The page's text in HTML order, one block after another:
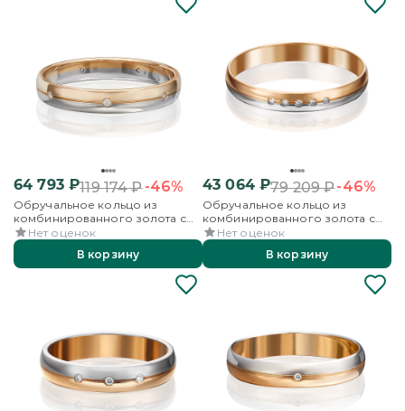
64 793₽119 174₽-46%
Обручальное кольцо из
комбинированного золота с
бриллиантами
Нет оценок
В корзину
43 064₽79 209₽-46%
Обручальное кольцо из
комбинированного золота с
бриллиантами
Нет оценок
В корзину